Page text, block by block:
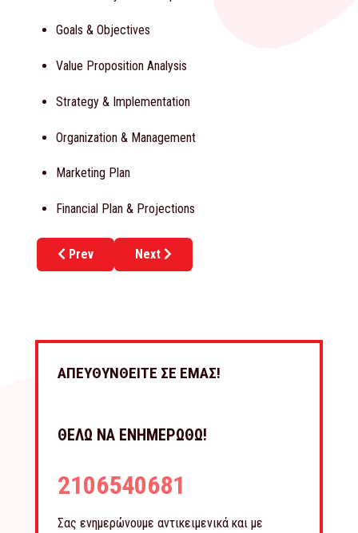
Goals & Objectives
Value Proposition Analysis
Strategy & Implementation
Organization & Management
Marketing Plan
Financial Plan & Projections
Previous article: Franchise Model Canvas
Prev Next article: Business Processes
Next
ΑΠΕΥΘΥΝΘΕΙΤΕ ΣΕ ΕΜΑΣ!
ΘΕΛΩ ΝΑ ΕΝΗΜΕΡΩΘΩ!
2106540681
Σας ενημερώνουμε αντικειμενικά και με